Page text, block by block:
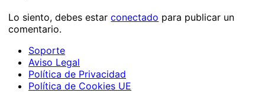
Lo siento, debes estarconectado para publicar un
comentario.
Soporte
Aviso Legal
Política de Privacidad
Política de Cookies UE